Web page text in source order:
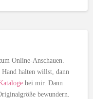
Online-Anschauen.
halten willst, dann
bei mir. Dann
bewundern.